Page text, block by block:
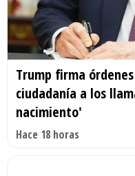
Trump firma
ciudadanía a los
nacimiento'
Hace 18 horas